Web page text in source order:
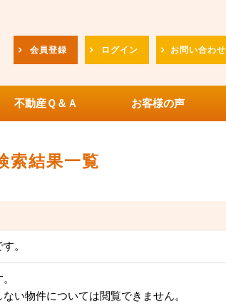
会員登録 ログイン お問い合わせ
不動産Ｑ＆Ａ お客様の声
索結果一覧
。
い物件については閲覧できません。